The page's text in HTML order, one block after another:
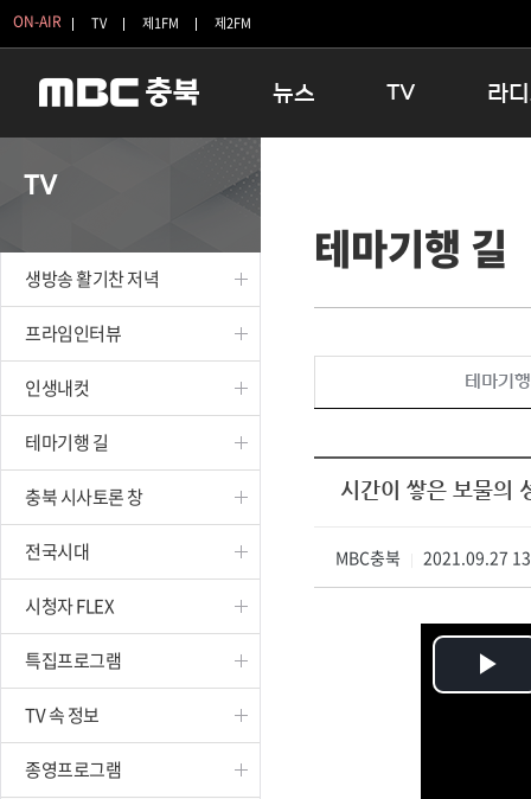
ON-AIR TV 제1FM 제2FM
뉴스
보은
옥천
TV
인생내컷
테마기행 길
시청자 FLEX
종영프로그램
라
16:00
우리 고
TV
생방송 활기찬 저녁
프라임인터뷰
인생내컷
테마기행 길
충북 시사토론 창
전국시대
시청자 FLEX
특집프로그램
TV 속 정보
종영프로그램
테마기행 길
테마기
시간이 쌓은 보물의
MBC충북 2021.09.27